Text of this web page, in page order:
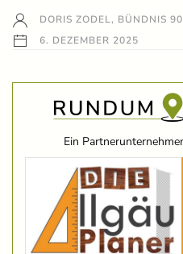
DORIS ZODEL, BÜNDNIS
6. DEZEMBER 2025
Ein